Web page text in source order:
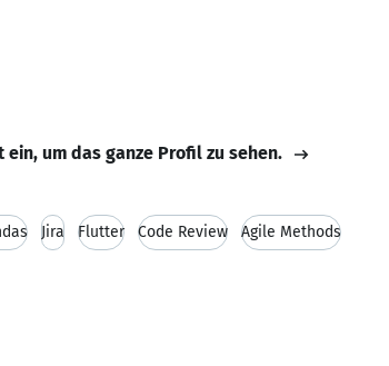
ein, um das ganze Profil zu sehen.
Jira Flutter Code Review Agile Methods